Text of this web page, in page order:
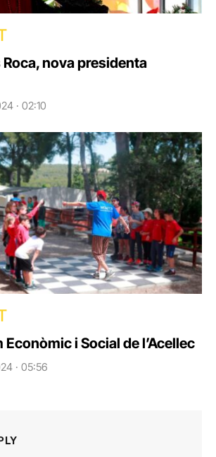
nova presidenta
· 02:10
Econòmic i Social de l’Acellec
· 05:56